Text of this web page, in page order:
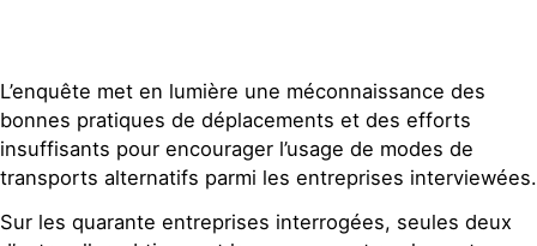
L’enquête met en lumière une méconnaissance des
bonnes pratiques de déplacements et des efforts
insuffisants pour encourager l’usage de modes de
transports alternatifs parmi les entreprises interviewées.
Sur les quarante entreprises interrogées, seules deux